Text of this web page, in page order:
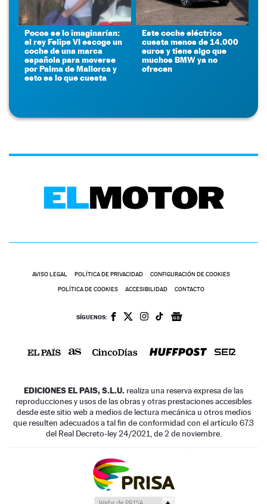
Pocos se lo imaginarían:
el rey Felipe VI escoge un
coche de una marca
española para moverse
por Palma de Mallorca y
esto es lo que cuesta
Este coche eléctrico
cuesta menos de 14.000
euros y tiene algo que
muchos BMW ya no
ofrecen
AVISO LEGAL POLÍTICA DE PRIVACIDAD CONFIGURACIÓN DE COOKIES
POLÍTICA DE COOKIES ACCESIBILIDAD CONTACTO
SÍGUENOS:
EDICIONES EL PAIS, S.L.U. realiza una reserva expresa de las
reproducciones y usos de las obras y otras prestaciones accesibles
desde este sitio web a medios de lectura mecánica u otros medios
que resulten adecuados a tal fin de conformidad con el artículo 67.3
del Real Decreto-ley 24/2021, de 2 de noviembre.